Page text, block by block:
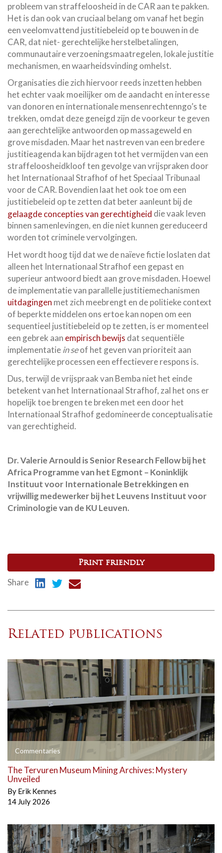
probleem van straffeloosheid in de CAR aan te pakken.
Het is dan ook van cruciaal belang om vanaf het begin
een veelomvattend justitiebeleid op te bouwen in de
CAR, dat niet- gerechtelijke herstelbetalingen,
communautaire verzoeningsmaatregelen, lokale justitie
mechanismen, en waarheidsvinding omhelst.
Organisaties die zich hiervoor reeds inzetten hebben
het echter vaak moeilijker om de aandacht en interesse
van donoren en internationale mensenrechtenngo’s te
trekken, omdat deze geneigd zijn de voorkeur te geven
aan gerechtelijke antwoorden op massageweld en
grove misdaden. Maar het nastreven van een bredere
justitieagenda kan bijdragen tot het vermijden van een
straffeloosheidkloof ten gevolge van vrijspraken door
het Internationaal Strafhof of het Speciaal Tribunaal
voor de CAR. Bovendien laat het ook toe om een
justitiebeleid op te zetten dat beter aanleunt bij de
gelaagde concepties van gerechtigheid die vaak leven
binnen samenlevingen, en die niet kunnen gereduceerd
worden tot criminele vervolgingen.
Het wordt hoog tijd dat we de naïeve fictie loslaten dat
alleen het Internationaal Strafhof een gepast en
superieur antwoord biedt aan grove misdaden. Hoewel
de implementatie van parallelle justitiemechanismen
uitdagingen met zich meebrengt en de politieke context
of beperkte middelen ons ertoe kan nopen om een
sequentieel justitiebeleid op te zetten, is er momenteel
een gebrek aan empirisch bewijs dat sequentiële
implementatiein seof het geven van prioriteit aan
gerechtelijke processen een effectievere respons is.
Dus, terwijl de vrijspraak van Bemba niet het einde
betekent van het Internationaal Strafhof, zal het ons er
hopelijk toe brengen te breken met een door het
Internationaal Strafhof gedomineerde conceptualisatie
van gerechtigheid.
Dr. Valerie Arnould is Senior Research Fellow bij het
Africa Programme van het Egmont – Koninklijk
Instituut voor Internationale Betrekkingen en
vrijwillig medewerker bij het Leuvens Instituut voor
Criminologie van de KU Leuven.
Print friendly
Share
Related publications
Commentaries
The Tervuren Museum Mining Archives: Mystery
Unveiled
By Erik Kennes
14 July 2026